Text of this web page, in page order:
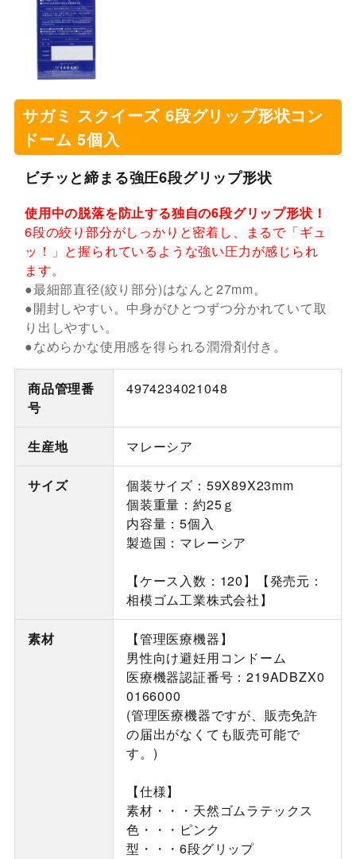
サガミ スクイーズ 6段グリップ形状コン
ドーム 5個入
ビチッと締まる強圧6段グリップ形状
使用中の脱落を防止する独自の6段グリップ形状！
6段の絞り部分がしっかりと密着し、まるで「ギュ
ッ！」と握られているような強い圧力が感じられ
ます。
●最細部直径(絞り部分)はなんと27mm。
●開封しやすい。中身がひとつずつ分かれていて取
り出しやすい。
●なめらかな使用感を得られる潤滑剤付き。
商品管理番
号
4974234021048
生産地 マレーシア
サイズ
個装サイズ：59X89X23mm
個装重量：約25ｇ
内容量：5個入
製造国：マレーシア
【ケース入数：120】【発売元：
相模ゴム工業株式会社】
素材
【管理医療機器】
男性向け避妊用コンドーム
医療機器認証番号：219ADBZX0
0166000
(管理医療機器ですが、販売免許
の届出がなくても販売可能で
す。)
【仕様】
素材・・・天然ゴムラテックス
色・・・ピンク
型・・・6段グリップ